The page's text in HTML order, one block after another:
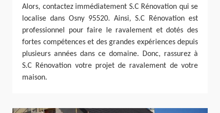
Alors, contactez immédiatement S.C Rénovation qui se
localise dans Osny 95520. Ainsi, S.C Rénovation est
professionnel pour faire le ravalement et dotés des
fortes compétences et des grandes expériences depuis
plusieurs années dans ce domaine. Donc, rassurez à
S.C Rénovation votre projet de ravalement de votre
maison.